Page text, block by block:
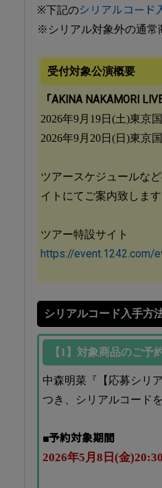
※下記のシリアルコード
※シリアル対象外の通常
受付対象公演概要
「AKINA NAKAMORI
2026年9月19日(土)東京
2026年9月20日(日)東京
ツアースケジュールな
イトにてご案内致します
ツアー特設サイト
https://event.1242.com/
シリアルコード入手方
【1】対象商品のご予
中森明菜『【応募シリ
つき、シリアルコード
■予約対象期間
2026年5月8日(金